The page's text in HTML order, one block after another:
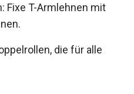
Fixe T-Armlehnen mit
die für alle